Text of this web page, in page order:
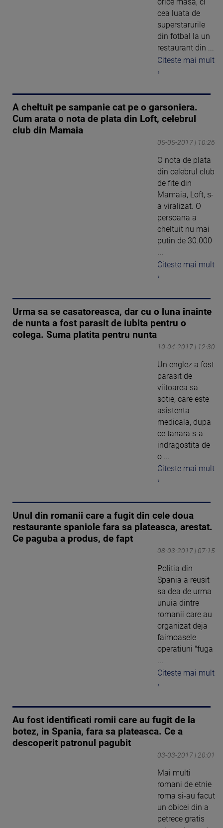
orice masa, ci
cea luata de
superstarurile
din fotbal la un
restaurant din ...
Citeste mai mult
›
A cheltuit pe sampanie cat pe o garsoniera.
Cum arata o nota de plata din Loft, celebrul
club din Mamaia
05-05-2017 | 10:26
O nota de plata
din celebrul club
de fite din
Mamaia, Loft, s-
a viralizat. O
persoana a
cheltuit nu mai
putin de 30.000
...
Citeste mai mult
›
Urma sa se casatoreasca, dar cu o luna inainte
de nunta a fost parasit de iubita pentru o
colega. Suma platita pentru nunta
10-04-2017 | 12:30
Un englez a fost
parasit de
viitoarea sa
sotie, care este
asistenta
medicala, dupa
ce tanara s-a
indragostita de
o ...
Citeste mai mult
›
Unul din romanii care a fugit din cele doua
restaurante spaniole fara sa plateasca, arestat.
Ce paguba a produs, de fapt
08-03-2017 | 07:15
Politia din
Spania a reusit
sa dea de urma
unuia dintre
romanii care au
organizat deja
faimoasele
operatiuni "fuga
...
Citeste mai mult
›
Au fost identificati romii care au fugit de la
botez, in Spania, fara sa plateasca. Ce a
descoperit patronul pagubit
03-03-2017 | 20:01
Mai multi
romani de etnie
roma si-au facut
un obicei din a
petrece gratis